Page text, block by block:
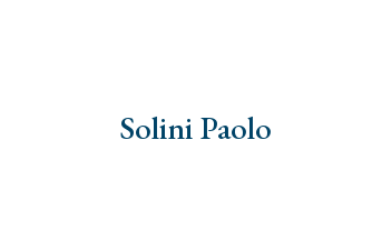
Solini Paolo